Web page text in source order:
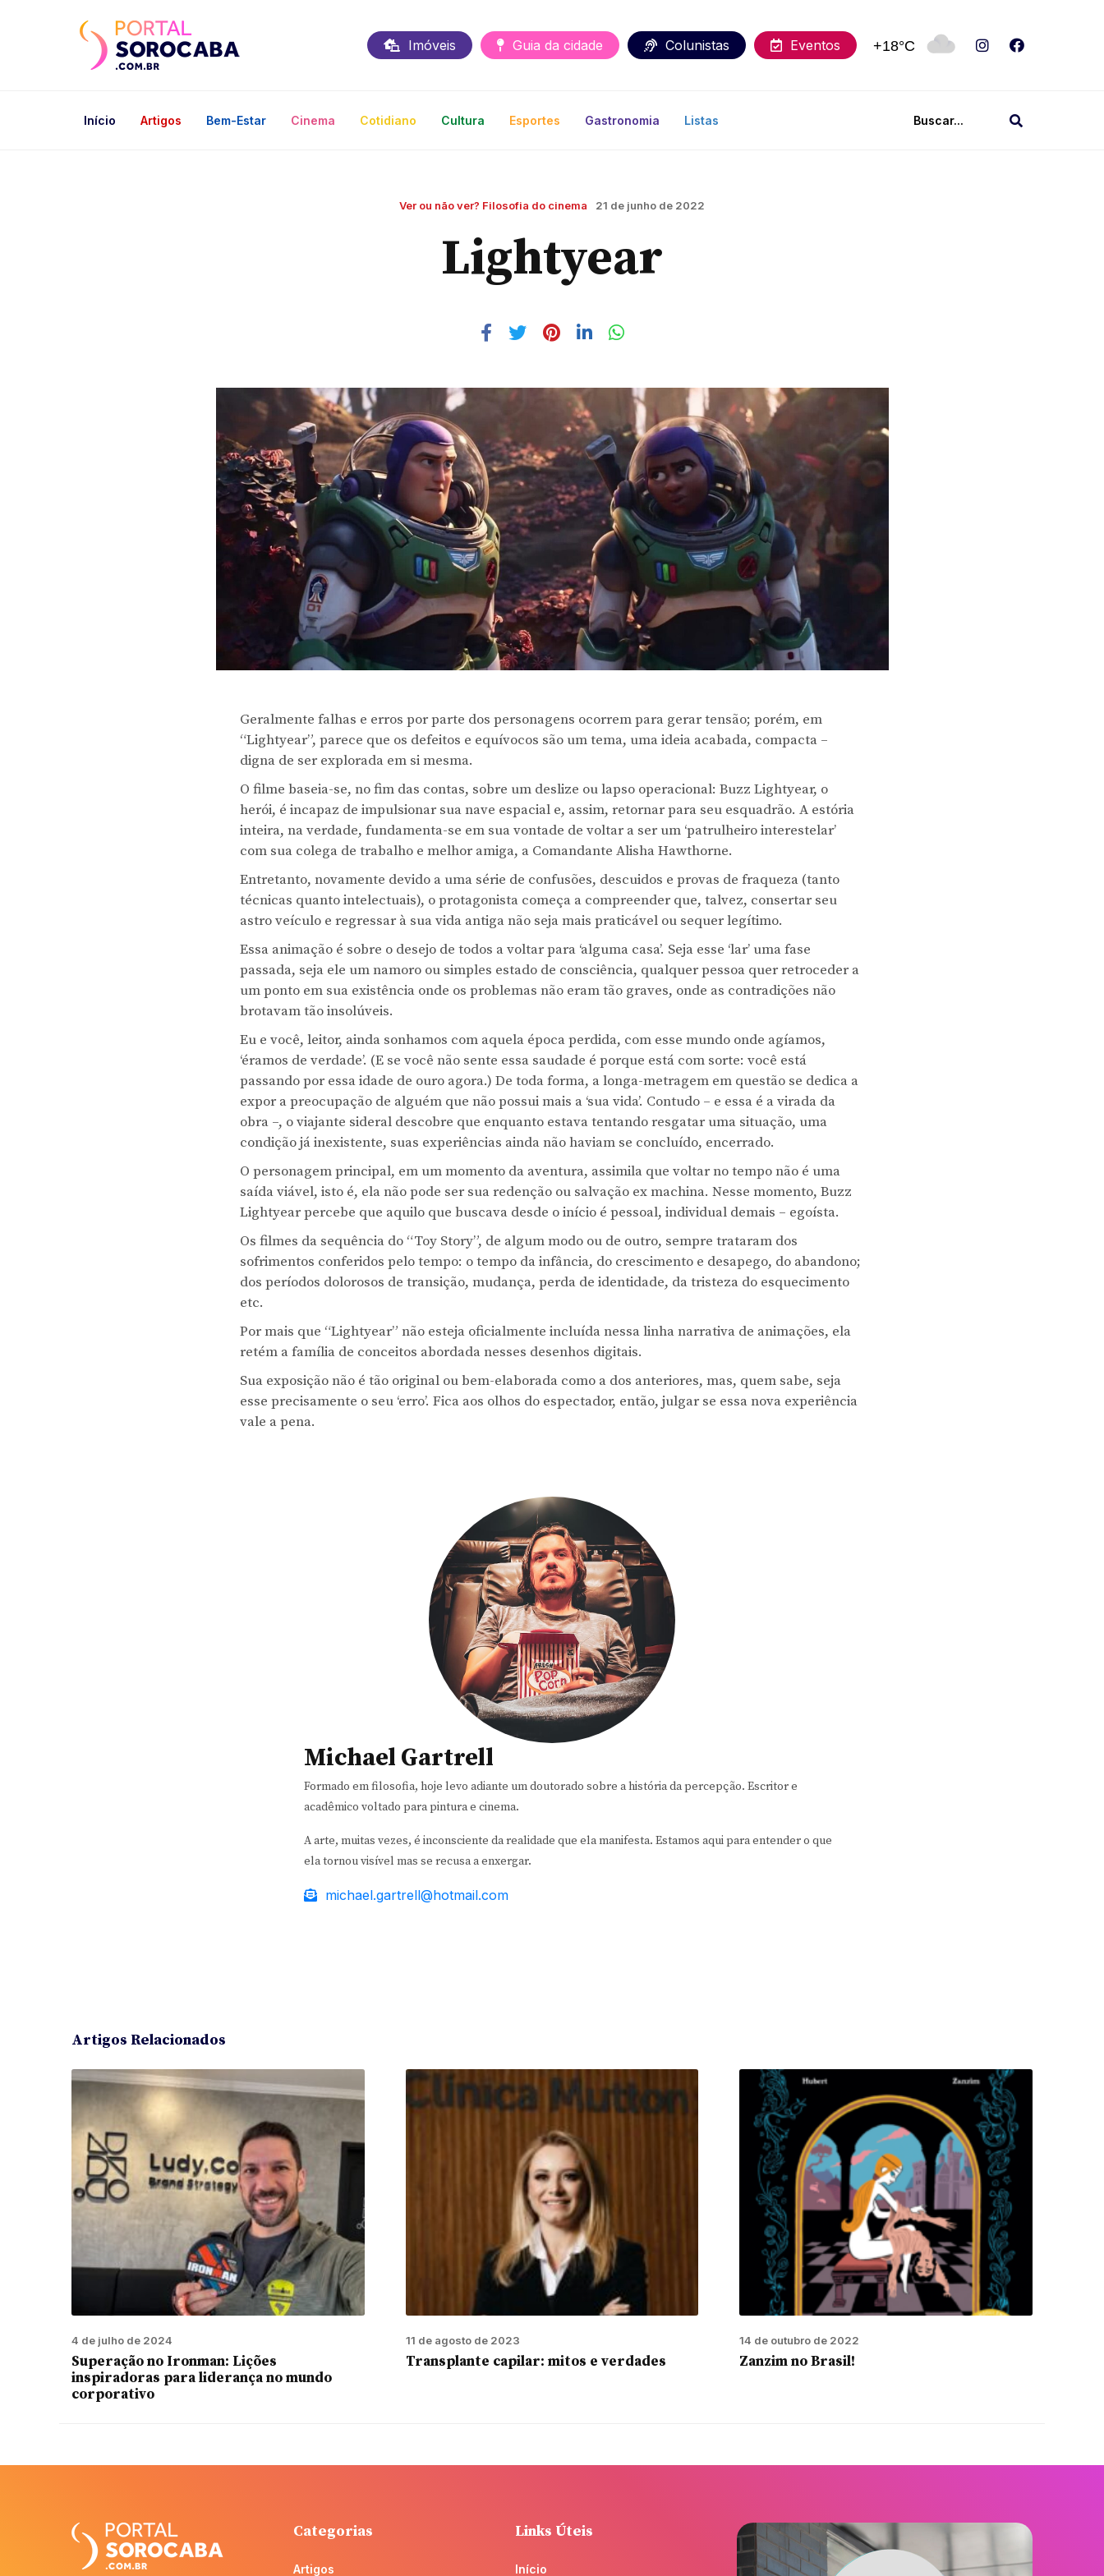
Imóveis Guia da cidade Colunistas Eventos +18°C
Início Artigos Bem-Estar Cinema Cotidiano Cultura Esportes Gastronomia Listas
Ver ou não ver? Filosofia do cinema 21 de junho de 2022
Lightyear
Geralmente falhas e erros por parte dos personagens ocorrem para gerar tensão; porém, em
“Lightyear”, parece que os defeitos e equívocos são um tema, uma ideia acabada, compacta –
digna de ser explorada em si mesma.
O filme baseia-se, no fim das contas, sobre um deslize ou lapso operacional: Buzz Lightyear, o
herói, é incapaz de impulsionar sua nave espacial e, assim, retornar para seu esquadrão. A estória
inteira, na verdade, fundamenta-se em sua vontade de voltar a ser um ‘patrulheiro interestelar’
com sua colega de trabalho e melhor amiga, a Comandante Alisha Hawthorne.
Entretanto, novamente devido a uma série de confusões, descuidos e provas de fraqueza (tanto
técnicas quanto intelectuais), o protagonista começa a compreender que, talvez, consertar seu
astro veículo e regressar à sua vida antiga não seja mais praticável ou sequer legítimo.
Essa animação é sobre o desejo de todos a voltar para ‘alguma casa’. Seja esse ‘lar’ uma fase
passada, seja ele um namoro ou simples estado de consciência, qualquer pessoa quer retroceder a
um ponto em sua existência onde os problemas não eram tão graves, onde as contradições não
brotavam tão insolúveis.
Eu e você, leitor, ainda sonhamos com aquela época perdida, com esse mundo onde agíamos,
‘éramos de verdade’. (E se você não sente essa saudade é porque está com sorte: você está
passando por essa idade de ouro agora.) De toda forma, a longa-metragem em questão se dedica a
expor a preocupação de alguém que não possui mais a ‘sua vida’. Contudo – e essa é a virada da
obra –, o viajante sideral descobre que enquanto estava tentando resgatar uma situação, uma
condição já inexistente, suas experiências ainda não haviam se concluído, encerrado.
O personagem principal, em um momento da aventura, assimila que voltar no tempo não é uma
saída viável, isto é, ela não pode ser sua redenção ou salvação ex machina. Nesse momento, Buzz
Lightyear percebe que aquilo que buscava desde o início é pessoal, individual demais – egoísta.
Os filmes da sequência do “Toy Story”, de algum modo ou de outro, sempre trataram dos
sofrimentos conferidos pelo tempo: o tempo da infância, do crescimento e desapego, do abandono;
dos períodos dolorosos de transição, mudança, perda de identidade, da tristeza do esquecimento
etc.
Por mais que “Lightyear” não esteja oficialmente incluída nessa linha narrativa de animações, ela
retém a família de conceitos abordada nesses desenhos digitais.
Sua exposição não é tão original ou bem-elaborada como a dos anteriores, mas, quem sabe, seja
esse precisamente o seu ‘erro’. Fica aos olhos do espectador, então, julgar se essa nova experiência
vale a pena.
Michael Gartrell
Formado em filosofia, hoje levo adiante um doutorado sobre a história da percepção. Escritor e
acadêmico voltado para pintura e cinema.
A arte, muitas vezes, é inconsciente da realidade que ela manifesta. Estamos aqui para entender o que
ela tornou visível mas se recusa a enxergar.
michael.gartrell@hotmail.com
Artigos Relacionados
4 de julho de 2024
Superação no Ironman: Lições
inspiradoras para liderança no mundo
corporativo
11 de agosto de 2023
Transplante capilar: mitos e verdades
14 de outubro de 2022
Zanzim no Brasil!
Categorias
Artigos
Links Úteis
Início